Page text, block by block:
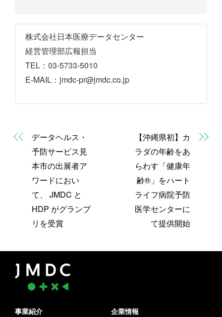
株式会社日本医療データセンター
経営管理部広報担当
TEL：03-5733-5010
E-MAIL：jmdc-pr@jmdc.co.jp
データヘルス・
予防サービス見
本市の出展者ア
ワードにおい
て、 JMDC と
HDP がグランプ
リを受賞
【沖縄県初】カ
ラダの年齢をあ
らわす「健康年
齢®」をハート
ライフ病院予防
医学センターに
て提供開始
事業紹介 企業情報